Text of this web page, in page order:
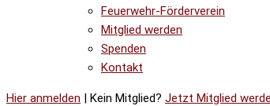
Feuerwehr-Förderverein
Mitglied werden
Spenden
Kontakt
Hier anmelden | Kein Mitglied? Jetzt Mitglied